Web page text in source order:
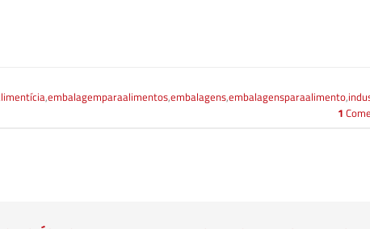
,embalagemparaalimentos,embalagens,embalagensparaalimento,
1